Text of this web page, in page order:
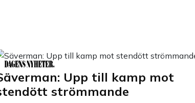
Upp till kamp mot
strömmande